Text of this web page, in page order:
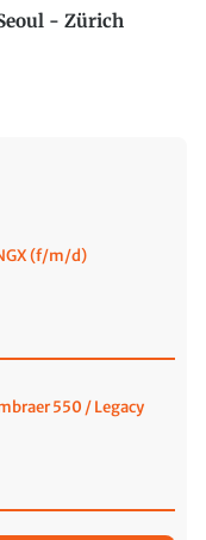
- Zürich
(f/m/d)
550 / Legacy